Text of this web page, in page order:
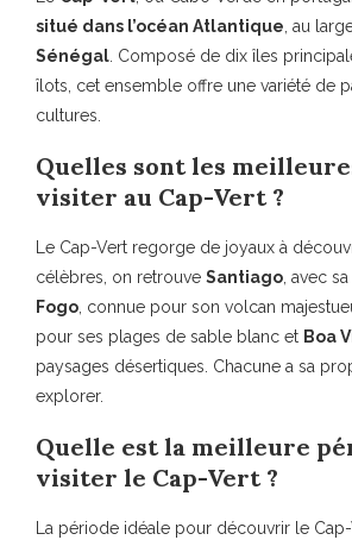
situé dans l’océan Atlantique, au
Sénégal. Composé de dix îles
îlots, cet ensemble offre une variété de
cultures.
Quelles sont les
visiter au Cap-Vert ?
Le Cap-Vert regorge de joyaux à
célèbres, on retrouve Santiago, avec
Fogo, connue pour son volcan
pour ses plages de sable blanc et Boa
paysages désertiques. Chacune a sa
explorer.
Quelle est la meilleure
visiter le Cap-Vert ?
La période idéale pour découvrir le Cap-